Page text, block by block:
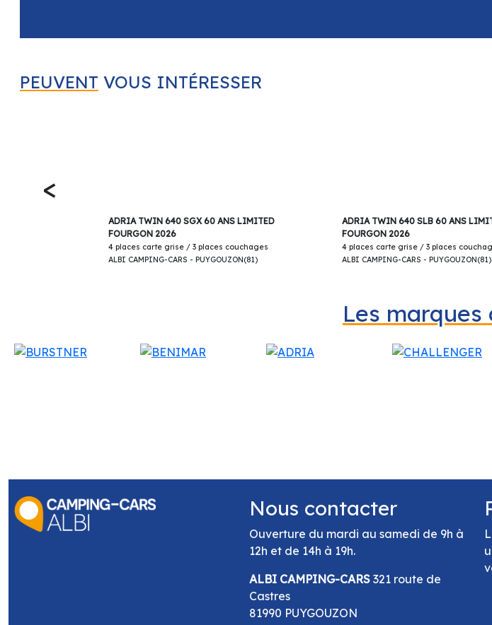
PEUVENT VOUS INTÉRESSER
<
ADRIA TWIN 640 SGX 60 ANS LIMITED
FOURGON 2026
4 places carte grise / 3 places couchages
ALBI CAMPING-CARS - PUYGOUZON(81)
ADRIA TWIN 640 SLB 60 ANS
FOURGON 2026
4 places carte grise / 3 places
ALBI CAMPING-CARS - PUYGOUZON(81)
Les
Nous contacter
Ouverture du mardi au samedi de 9h à
12h et de 14h à 19h.
ALBI CAMPING-CARS 321 route de
Castres
81990 PUYGOUZON